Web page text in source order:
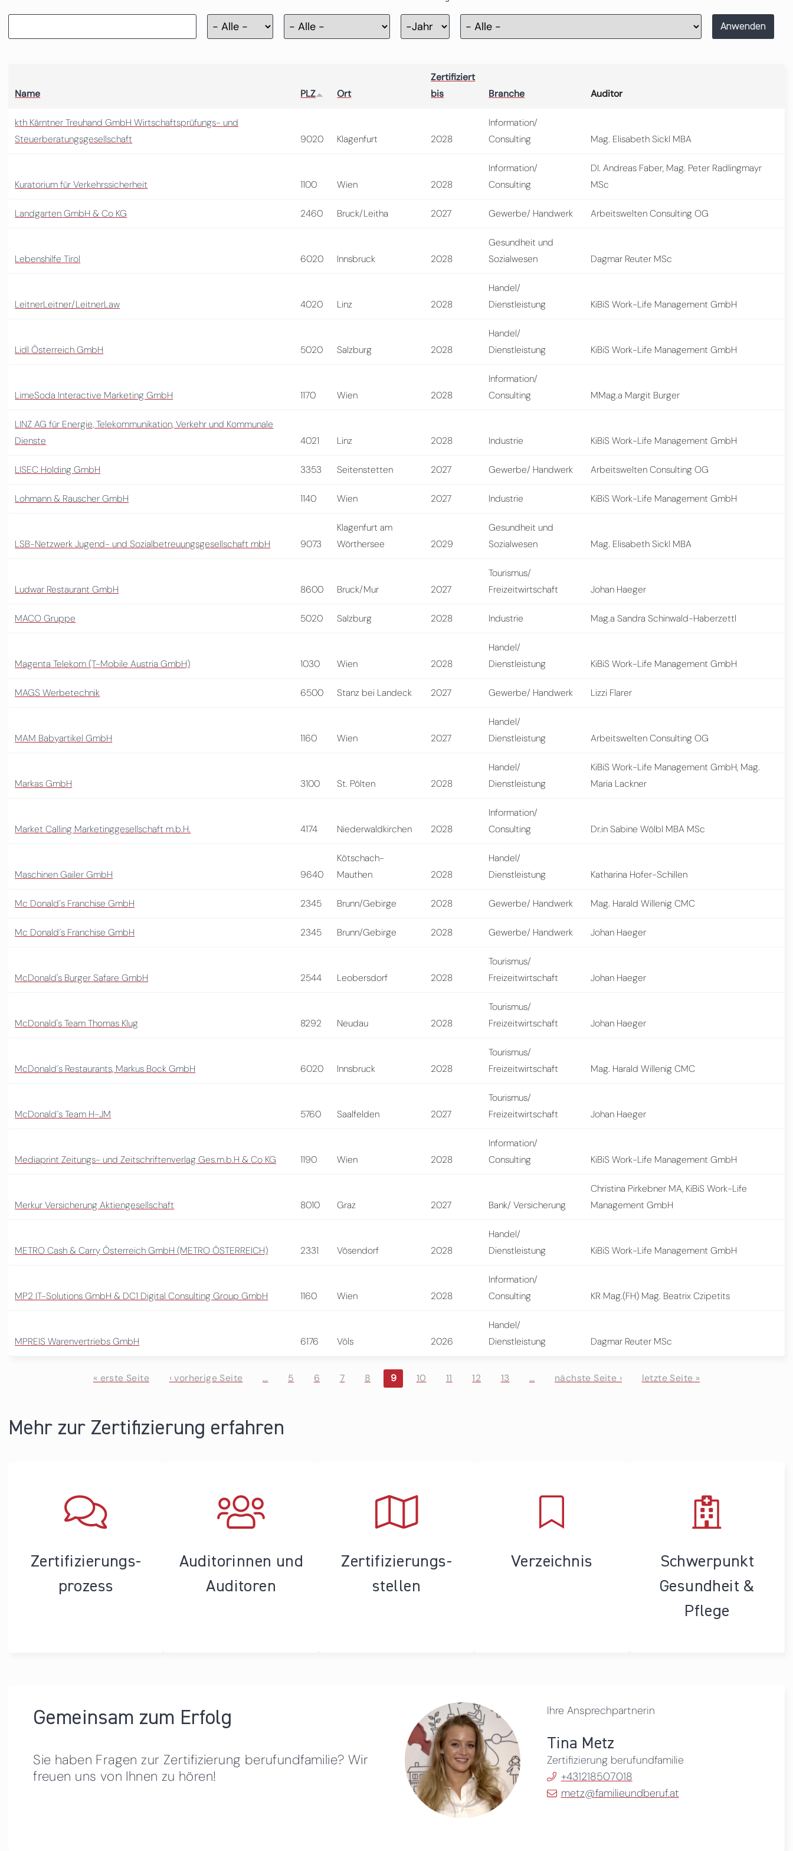
Zertifizierung
Jahr Anwenden
Name PLZ Ort
Zertifiziert
bis
Branche Auditor
kth Kärntner Treuhand GmbH Wirtschaftsprüfungs- und
Steuerberatungsgesellschaft
9020 Klagenfurt 2028
Information/
Consulting
Mag. Elisabeth Sickl MBA
Kuratorium für Verkehrssicherheit 1100 Wien 2028
Information/
Consulting
DI. Andreas Faber, Mag. Peter Radlingmayr
MSc
Landgarten GmbH & Co KG 2460 Bruck/Leitha 2027 Gewerbe/ Handwerk Arbeitswelten Consulting OG
Lebenshilfe Tirol 6020 Innsbruck 2028
Gesundheit und
Sozialwesen
Dagmar Reuter MSc
LeitnerLeitner/LeitnerLaw 4020 Linz 2028
Handel/
Dienstleistung
KiBiS Work-Life Management GmbH
Lidl Österreich GmbH 5020 Salzburg 2028
Handel/
Dienstleistung
KiBiS Work-Life Management GmbH
LimeSoda Interactive Marketing GmbH 1170 Wien 2028
Information/
Consulting
MMag.a Margit Burger
LINZ AG für Energie, Telekommunikation, Verkehr und Kommunale
Dienste
4021 Linz 2028 Industrie KiBiS Work-Life Management GmbH
LISEC Holding GmbH 3353 Seitenstetten 2027 Gewerbe/ Handwerk Arbeitswelten Consulting OG
Lohmann & Rauscher GmbH 1140 Wien 2027 Industrie KiBiS Work-Life Management GmbH
LSB-Netzwerk Jugend- und Sozialbetreuungsgesellschaft mbH 9073
Klagenfurt am
Wörthersee
2029
Gesundheit und
Sozialwesen
Mag. Elisabeth Sickl MBA
Ludwar Restaurant GmbH 8600 Bruck/Mur 2027
Tourismus/
Freizeitwirtschaft
Johan Haeger
MACO Gruppe 5020 Salzburg 2028 Industrie Mag.a Sandra Schinwald-Haberzettl
Magenta Telekom (T-Mobile Austria GmbH) 1030 Wien 2028
Handel/
Dienstleistung
KiBiS Work-Life Management GmbH
MAGS Werbetechnik 6500 Stanz bei Landeck 2027 Gewerbe/ Handwerk Lizzi Flarer
MAM Babyartikel GmbH 1160 Wien 2027
Handel/
Dienstleistung
Arbeitswelten Consulting OG
Markas GmbH 3100 St. Pölten 2028
Handel/
Dienstleistung
KiBiS Work-Life Management GmbH, Mag.
Maria Lackner
Market Calling Marketinggesellschaft m.b.H. 4174 Niederwaldkirchen 2028
Information/
Consulting
Dr.in Sabine Wölbl MBA MSc
Maschinen Gailer GmbH 9640
Kötschach-
Mauthen
2028
Handel/
Dienstleistung
Katharina Hofer-Schillen
Mc Donald´s Franchise GmbH 2345 Brunn/Gebirge 2028 Gewerbe/ Handwerk Mag. Harald Willenig CMC
Mc Donald´s Franchise GmbH 2345 Brunn/Gebirge 2028 Gewerbe/ Handwerk Johan Haeger
McDonald's Burger Safare GmbH 2544 Leobersdorf 2028
Tourismus/
Freizeitwirtschaft
Johan Haeger
McDonald's Team Thomas Klug 8292 Neudau 2028
Tourismus/
Freizeitwirtschaft
Johan Haeger
McDonald´s Restaurants, Markus Bock GmbH 6020 Innsbruck 2028
Tourismus/
Freizeitwirtschaft
Mag. Harald Willenig CMC
McDonald´s Team H-JM 5760 Saalfelden 2027
Tourismus/
Freizeitwirtschaft
Johan Haeger
Mediaprint Zeitungs- und Zeitschriftenverlag Ges.m.b.H & Co KG 1190 Wien 2028
Information/
Consulting
KiBiS Work-Life Management GmbH
Merkur Versicherung Aktiengesellschaft 8010 Graz 2027 Bank/ Versicherung
Christina Pirkebner MA, KiBiS Work-Life
Management GmbH
METRO Cash & Carry Österreich GmbH (METRO ÖSTERREICH) 2331 Vösendorf 2028
Handel/
Dienstleistung
KiBiS Work-Life Management GmbH
MP2 IT-Solutions GmbH & DC1 Digital Consulting Group GmbH 1160 Wien 2028
Information/
Consulting
KR Mag.(FH) Mag. Beatrix Czipetits
MPREIS Warenvertriebs GmbH 6176 Völs 2026
Handel/
Dienstleistung
Dagmar Reuter MSc
« erste Seite ‹ vorherige Seite … 5 6 7 8 9 10 11 12 13 … nächste Seite › letzte Seite »
Mehr zur Zertifizierung erfahren
Zertifizierungs­
prozess
Auditorinnen und
Auditoren
Zertifizierungs­
stellen
Verzeichnis
Schwerpunkt
Gesundheit &
Pflege
Gemeinsam zum Erfolg
Sie haben Fragen zur Zertifizierung berufundfamilie? Wir
freuen uns von Ihnen zu hören!
Ihre Ansprechpartnerin
Tina Metz
Zertifizierung berufundfamilie
+431218507018
metz@familieundberuf.at